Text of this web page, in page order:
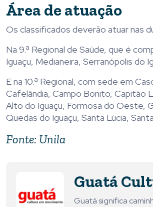
Área de atuação
Os classificados deverão atuar nas
Na 9.ª Regional de Saúde, que é
Iguaçu, Medianeira, Serranópolis do
E na 10.ª Regional, com sede em
Cafelândia, Campo Bonito, Capitão
Alto do Iguaçu, Formosa do Oeste,
Quedas do Iguaçu, Santa Lúcia,
Fonte: Unila
Guatá
Guatá significa